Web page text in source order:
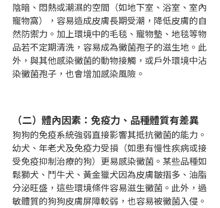
陰暗、悶熱或潮濕的空間（如地下室、浴室、室內
寵物窩），容易造成皮膚長期受潮，降低皮膚的自
然防禦力。加上環境中的毛毯、寵物墊、地毯等物
品若不定期清洗，容易成為黴菌孢子的滋生地。此
外，與其他感染黴菌的動物接觸，或戶外環境中沾
染黴菌孢子，也會增加感染風險。
（二）體內因素：免疫力、品種體質有差異
狗狗的免疫系統強弱直接影響其抵抗黴菌的能力。
幼犬、年老犬及免疫力受損（如患有慢性疾病或接
受免疫抑制治療的狗）更易感染黴菌。某些品種如
鬆獅犬、鬥牛犬、黃金獵犬因為皮膚皺摺多、油脂
分泌旺盛，這些環境條件容易滋生黴菌。此外，過
敏體質的狗狗皮膚屏障較弱，也容易被黴菌入侵。